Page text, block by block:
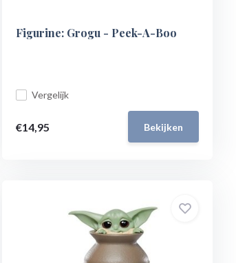
Figurine: Grogu - Peek-A-Boo
Vergelijk
€14,95 Bekijken